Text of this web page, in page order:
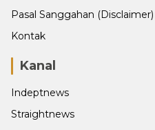
Pasal Sanggahan (Disclaimer)
Kontak
Kanal
Indeptnews
Straightnews